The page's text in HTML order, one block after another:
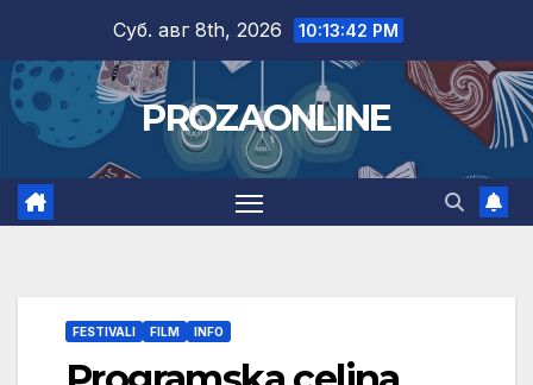
content
Суб. авг 8th, 2026 10:13:43 PM
PROZAONLINE
FESTIVALI FILM INFO